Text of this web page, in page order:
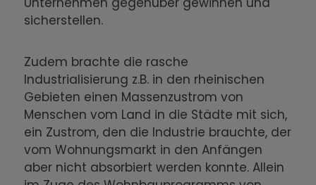
sicherstellen.
Zudem brachte die rasche
Industrialisierung z.B. in den rheinischen
Gebieten einen Massenzustrom von
Menschen vom Land in die Städte mit sich,
ein Zustrom, den die Industrie brauchte, der
vom Wohnungsmarkt in den Anfängen
aber nicht absorbiert werden konnte. Allein